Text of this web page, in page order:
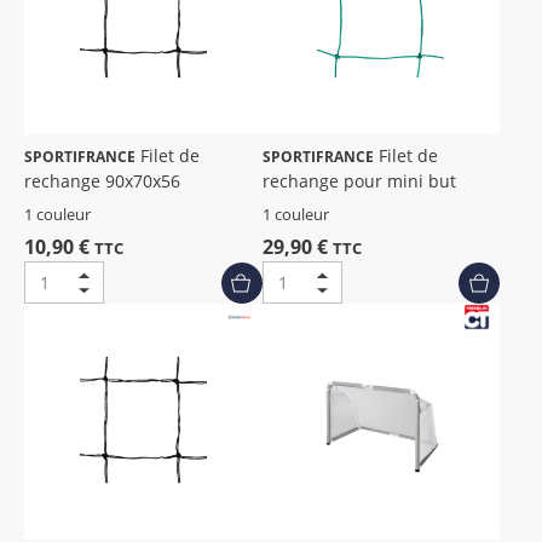
SPORTIFRANCE
rechange 90x70x56
1 couleur
10,90 € TTC
SPORTIFRANCE
rechange pour mini but
1 couleur
29,90 € TTC